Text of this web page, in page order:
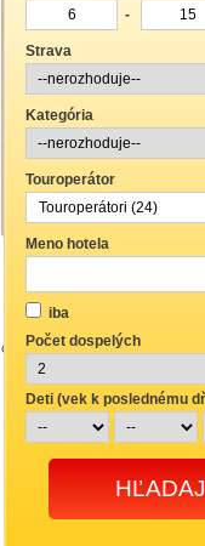
-
Strava
Kategória
Touroperátor
Touroperátori (24)
Meno hotela
iba
Počet dospelých
Deti (vek k poslednému
Copyright © 2004-2026 Travel.Sk